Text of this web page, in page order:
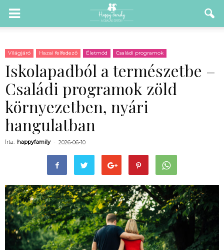
Világjáró Hazai felfedező Életmód Családi programok
Iskolapadból a természetbe –
Családi programok zöld
környezetben, nyári
hangulatban
Írta: happyfamily - 2026-06-10